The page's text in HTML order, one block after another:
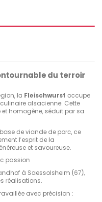
du terroir
la Fleischwurst occupe
alsacienne. Cette
et homogène, séduit par sa
de viande de porc, ce
l’esprit de la
et savoureuse.
passion
à Saessolsheim (67),
réalisations.
avec précision :